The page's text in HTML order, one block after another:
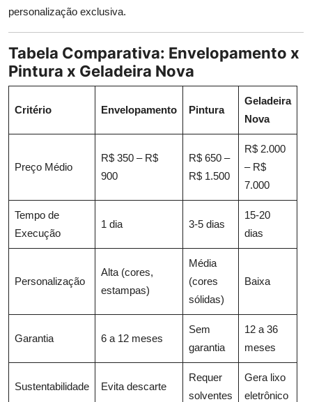
personalização exclusiva.
Tabela Comparativa: Envelopamento x
Pintura x Geladeira Nova
Critério Envelopamento Pintura
Geladeira
Nova
Preço Médio
R$ 350 – R$
900
R$ 650 –
R$ 1.500
R$ 2.000
– R$
7.000
Tempo de
Execução
1 dia 3-5 dias
15-20
dias
Personalização
Alta (cores,
estampas)
Média
(cores
sólidas)
Baixa
Garantia 6 a 12 meses
Sem
garantia
12 a 36
meses
Sustentabilidade Evita descarte
Requer
solventes
Gera lixo
eletrônico